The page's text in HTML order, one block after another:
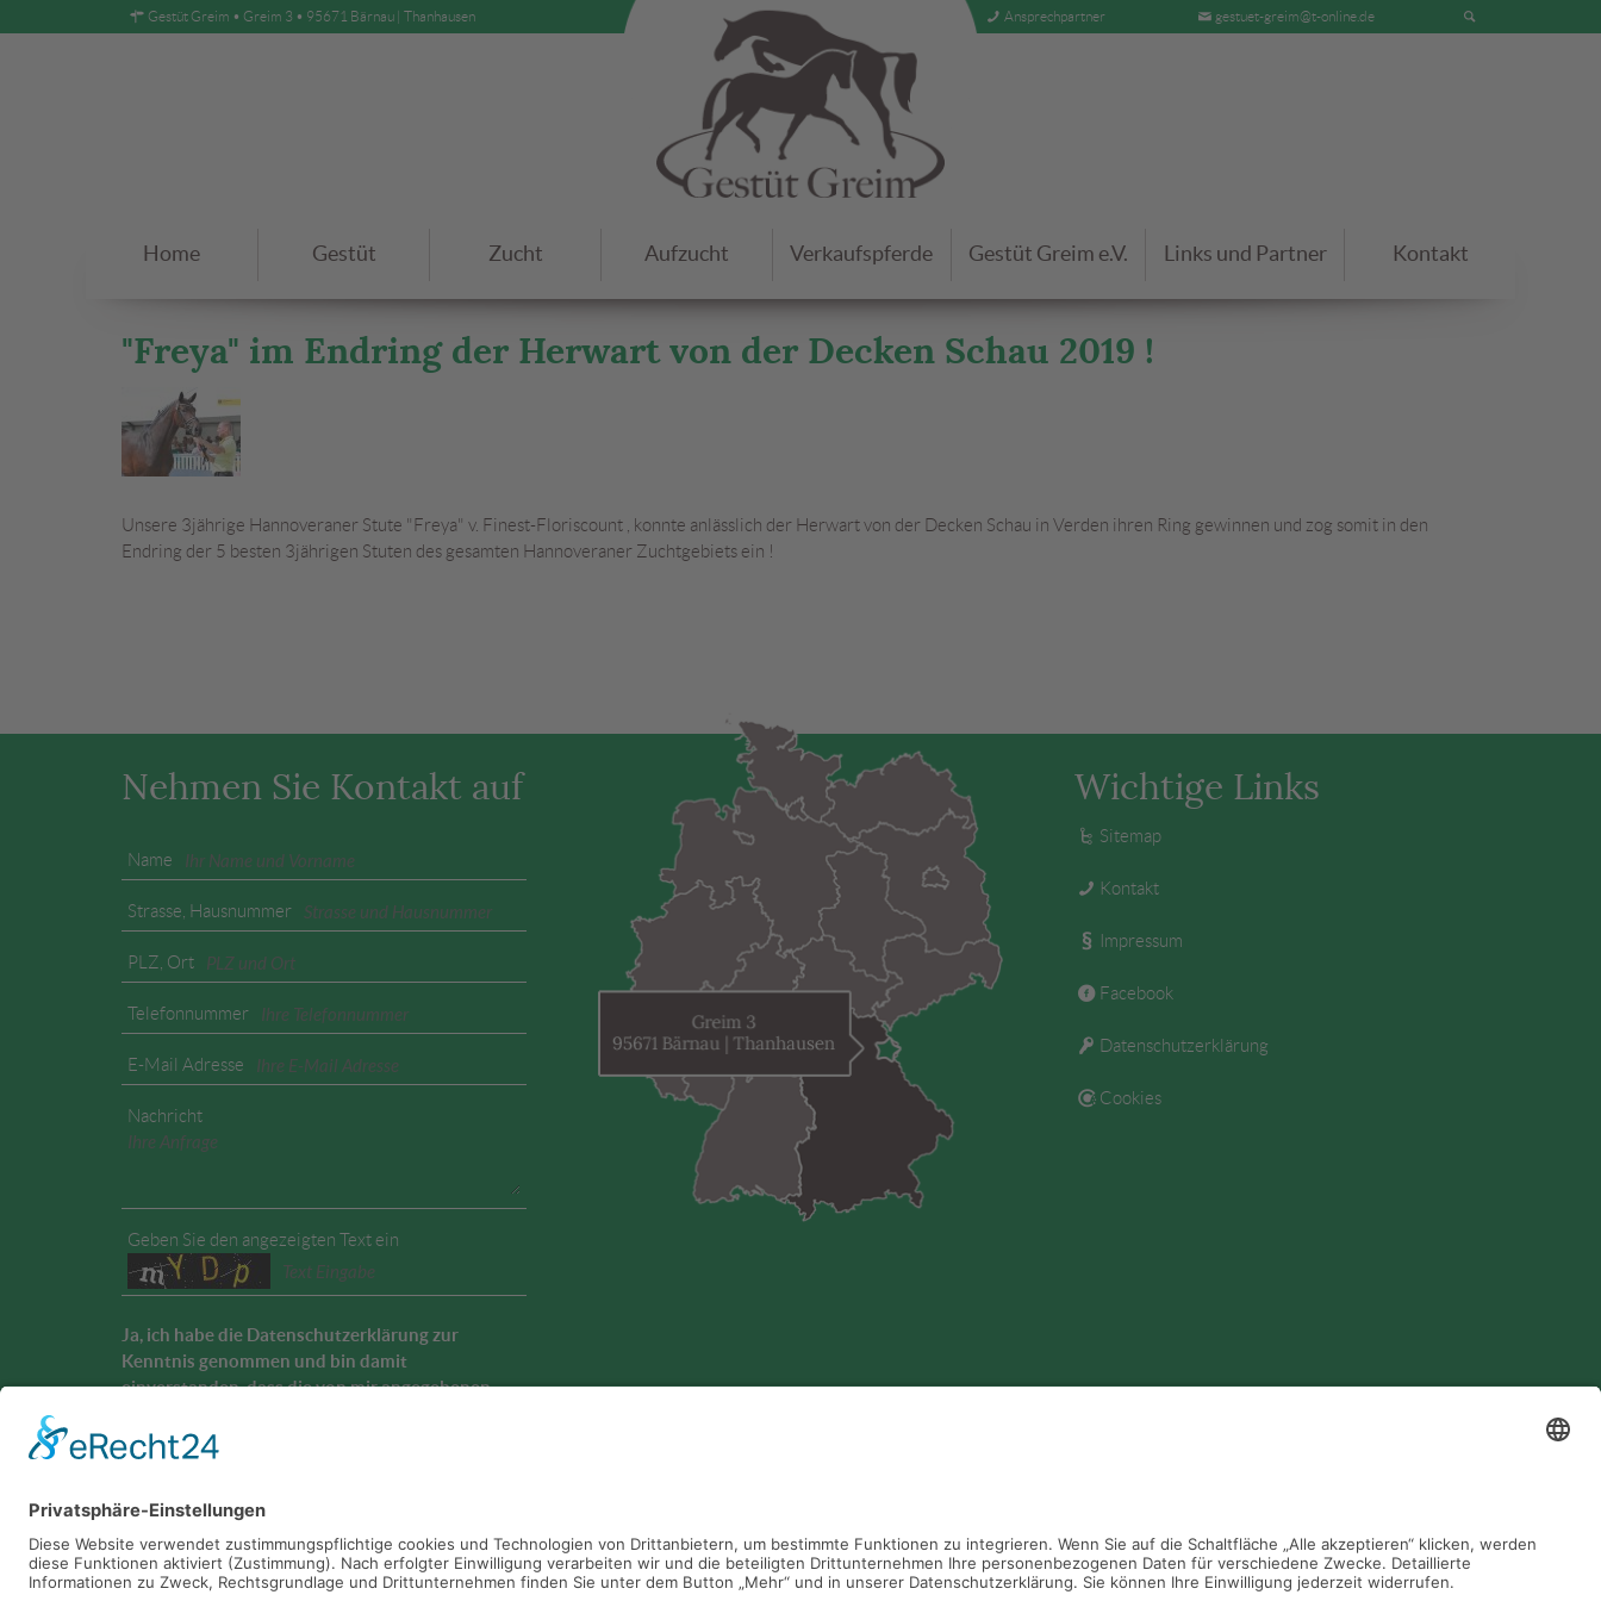
Gestüt Greim • Greim 3 • 95671 Bärnau | Thanhausen Ansprechpartner gestuet-greim@t-online.de
Home Gestüt Zucht Aufzucht Verkaufspferde Gestüt Greim e.V. Links und Partner Kontakt
"Freya" im Endring der Herwart von der Decken Schau 2019 !
Unsere 3jährige Hannoveraner Stute "Freya" v. Finest-Floriscount , konnte anlässlich der Herwart von der Decken Schau in Verden ihren Ring gewinnen und zog somit in den
Endring der 5 besten 3jährigen Stuten des gesamten Hannoveraner Zuchtgebiets ein !
Nehmen Sie Kontakt auf
Name
Strasse, Hausnummer
PLZ, Ort
Telefonnummer
E-Mail Adresse
Nachricht
Geben Sie den angezeigten Text ein
Ja, ich habe die Datenschutzerklärung zur
Kenntnis genommen und bin damit
einverstanden, dass die von mir angegebenen
werden. Meine Daten werden dabei nur streng
zweckgebunden zur Bearbeitung und
Bestätigung Datenschutzhinweis
Wichtige Links
Sitemap
Kontakt
Impressum
Facebook
Datenschutzerklärung
Cookies